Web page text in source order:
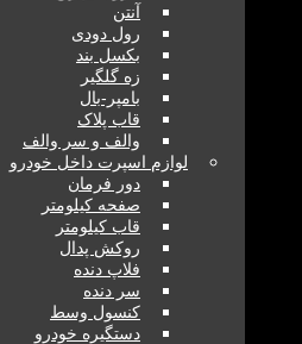
آنتن
رول دودی
بکسل بند
زه گلگیر
بامپر-بال
قاب پلاک
والف و سر والف
لوازم اسپرت داخل خودرو
دور فرمان
صفحه کیلومتر
قاب کیلومتر
روکش پدال
فلاپ دنده
سر دنده
کنسول وسط
دستگیره خودرو